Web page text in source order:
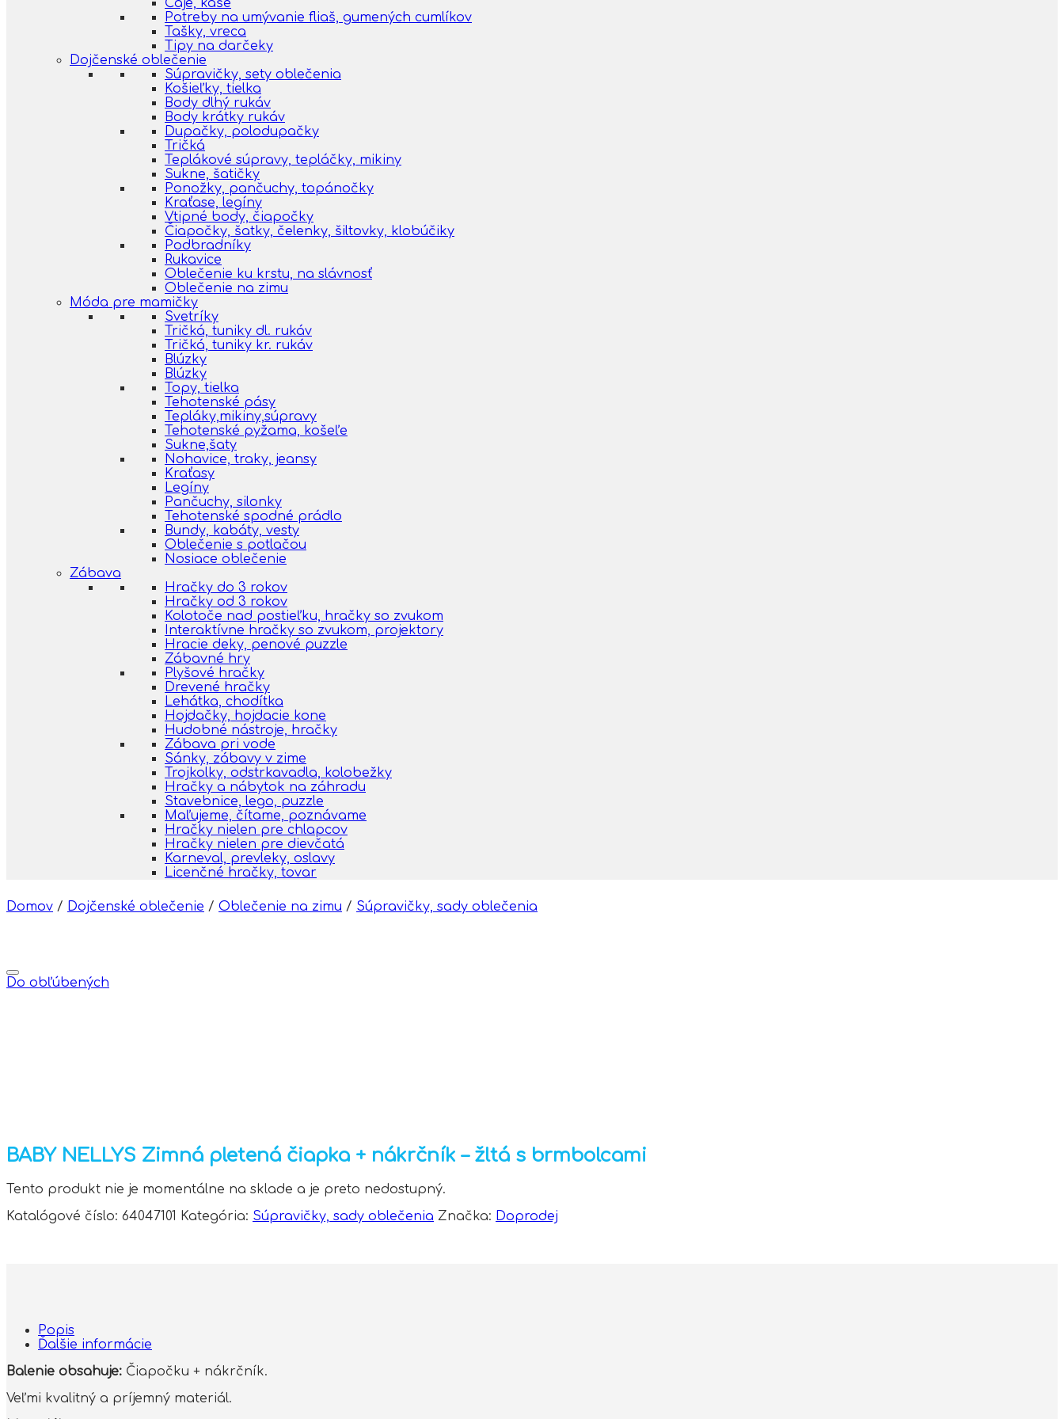
Čaje, kaše
Potreby na umývanie fliaš, gumených cumlíkov
Tašky, vreca
Tipy na darčeky
Dojčenské oblečenie
Súpravičky, sety oblečenia
Košieľky, tielka
Body dlhý rukáv
Body krátky rukáv
Dupačky, polodupačky
Tričká
Teplákové súpravy, tepláčky, mikiny
Sukne, šatičky
Ponožky, pančuchy, topánočky
Kraťase, legíny
Vtipné body, čiapočky
Čiapočky, šatky, čelenky, šiltovky, klobúčiky
Podbradníky
Rukavice
Oblečenie ku krstu, na slávnosť
Oblečenie na zimu
Móda pre mamičky
Svetríky
Tričká, tuniky dl. rukáv
Tričká, tuniky kr. rukáv
Blúzky
Blúzky
Topy, tielka
Tehotenské pásy
Tepláky,mikiny,súpravy
Tehotenské pyžama, košeľe
Sukne,šaty
Nohavice, traky, jeansy
Kraťasy
Legíny
Pančuchy, silonky
Tehotenské spodné prádlo
Bundy, kabáty, vesty
Oblečenie s potlačou
Nosiace oblečenie
Zábava
Hračky do 3 rokov
Hračky od 3 rokov
Kolotoče nad postieľku, hračky so zvukom
Interaktívne hračky so zvukom, projektory
Hracie deky, penové puzzle
Zábavné hry
Plyšové hračky
Drevené hračky
Lehátka, chodítka
Hojdačky, hojdacie kone
Hudobné nástroje, hračky
Zábava pri vode
Sánky, zábavy v zime
Trojkolky, odstrkavadla, kolobežky
Hračky a nábytok na záhradu
Stavebnice, lego, puzzle
Maľujeme, čítame, poznávame
Hračky nielen pre chlapcov
Hračky nielen pre dievčatá
Karneval, prevleky, oslavy
Licenčné hračky, tovar
Domov / Dojčenské oblečenie / Oblečenie na zimu / Súpravičky, sady oblečenia
Do obľúbených
BABY NELLYS Zimná pletená čiapka + nákrčník – žltá s brmbolcami
Tento produkt nie je momentálne na sklade a je preto nedostupný.
Katalógové číslo: 64047101 Kategória: Súpravičky, sady oblečenia Značka: Doprodej
Popis
Ďalšie informácie
Balenie obsahuje: Čiapočku + nákrčník.
Veľmi kvalitný a príjemný materiál.